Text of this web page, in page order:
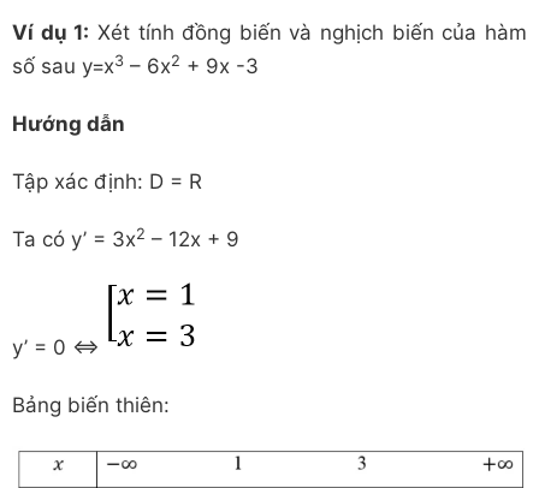
Ví dụ 1: Xét tính đồng biến và nghịch biến của hàm
số sau y=x3 – 6x2 + 9x -3
Hướng dẫn
Tập xác định: D = R
Ta có y’ = 3x2 – 12x + 9
y’ = 0 ⇔
Bảng biến thiên: